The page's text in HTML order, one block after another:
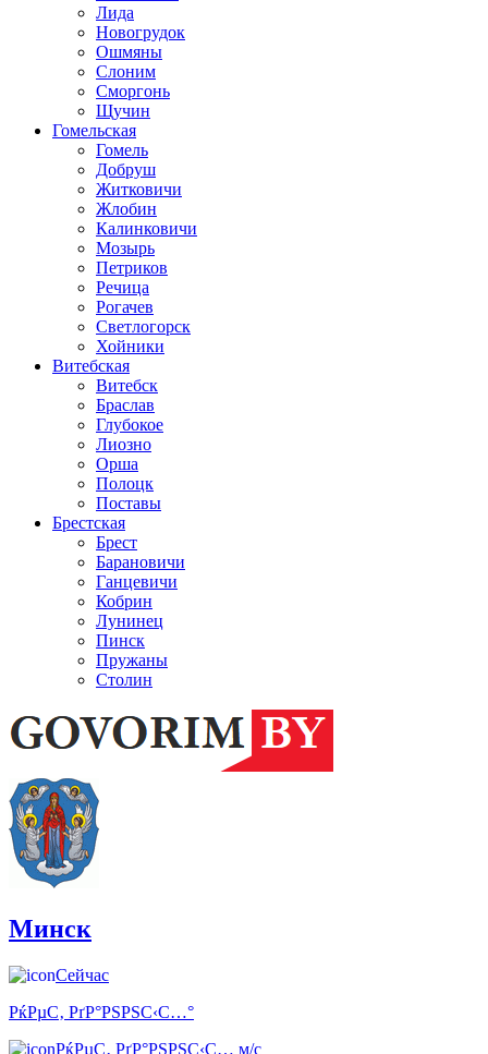
Лида
Новогрудок
Ошмяны
Слоним
Сморгонь
Щучин
Гомельская
Гомель
Добруш
Житковичи
Жлобин
Калинковичи
Мозырь
Петриков
Речица
Рогачев
Светлогорск
Хойники
Витебская
Витебск
Браслав
Глубокое
Лиозно
Орша
Полоцк
Поставы
Брестская
Брест
Барановичи
Ганцевичи
Кобрин
Лунинец
Пинск
Пружаны
Столин
Минск
Сейчас
РќРµС‚ РґР°РЅРЅС‹С…°
РќРµС‚ РґР°РЅРЅС‹С… м/с